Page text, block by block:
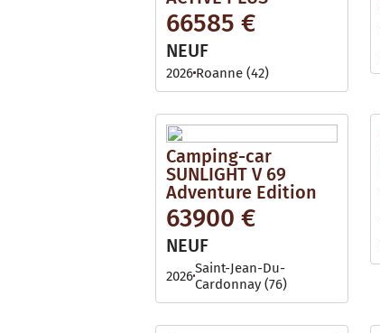
e
l
a
b
l
e
66585 €
NEUF
2026 Roanne (42)
Camping-car
SUNLIGHT V 69
Adventure Edition
63900 €
NEUF
2026Saint-Jean-Du-
Cardonnay (76)